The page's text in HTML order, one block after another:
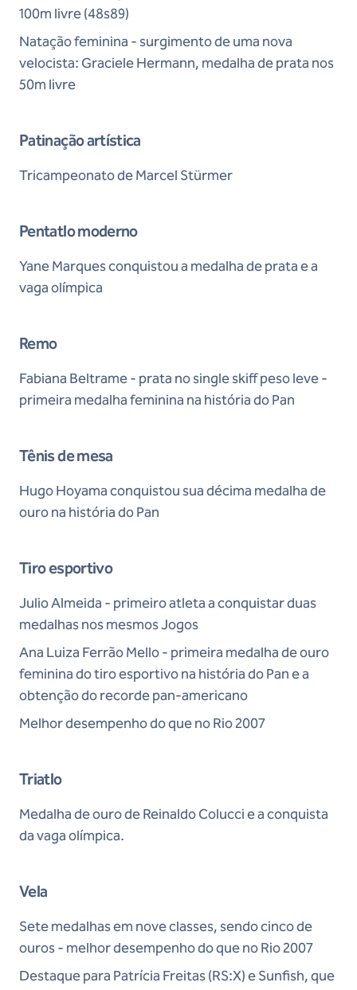
100m livre (48s89)
Natação feminina - surgimento de uma nova
velocista: Graciele Hermann, medalha de prata nos
50m livre
Patinação artística
Tricampeonato de Marcel Stürmer
Pentatlo moderno
Yane Marques conquistou a medalha de prata e a
vaga olímpica
Remo
Fabiana Beltrame - prata no single skiff peso leve -
primeira medalha feminina na história do Pan
Tênis de mesa
Hugo Hoyama conquistou sua décima medalha de
ouro na história do Pan
Tiro esportivo
Julio Almeida - primeiro atleta a conquistar duas
medalhas nos mesmos Jogos
Ana Luiza Ferrão Mello - primeira medalha de ouro
feminina do tiro esportivo na história do Pan e a
obtenção do recorde pan-americano
Melhor desempenho do que no Rio 2007
Triatlo
Medalha de ouro de Reinaldo Colucci e a conquista
da vaga olímpica.
Vela
Sete medalhas em nove classes, sendo cinco de
ouros - melhor desempenho do que no Rio 2007
Destaque para Patrícia Freitas (RS:X) e Sunfish, que